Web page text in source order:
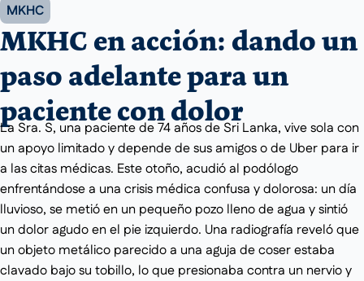
MKHC
MKHC en acción: dando un
paso adelante para un
paciente con dolor
La Sra. S, una paciente de 74 años de Sri Lanka, vive sola con
un apoyo limitado y depende de sus amigos o de Uber para ir
a las citas médicas. Este otoño, acudió al podólogo
enfrentándose a una crisis médica confusa y dolorosa: un día
lluvioso, se metió en un pequeño pozo lleno de agua y sintió
un dolor agudo en el pie izquierdo. Una radiografía reveló que
un objeto metálico parecido a una aguja de coser estaba
clavado bajo su tobillo, lo que presionaba contra un nervio y